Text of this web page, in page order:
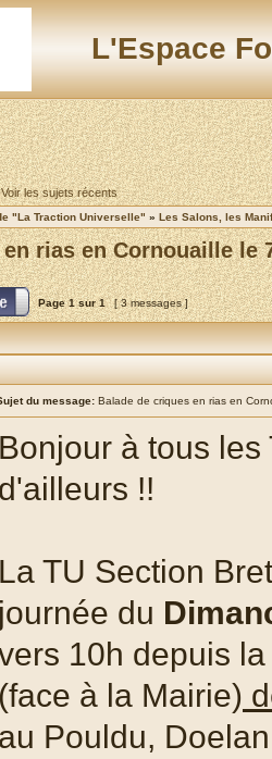
L'Espace
Voir les sujets récents
"La Traction Universelle" » Les Salons, les
rias en Cornouaille le
Page1sur1 [ 3 messages ]
du message: Balade de criques en rias en
Bonjour à tous
d'ailleurs !!
La TU Section
journée du
10h depuis
(face à la Mairie)
au Pouldu,